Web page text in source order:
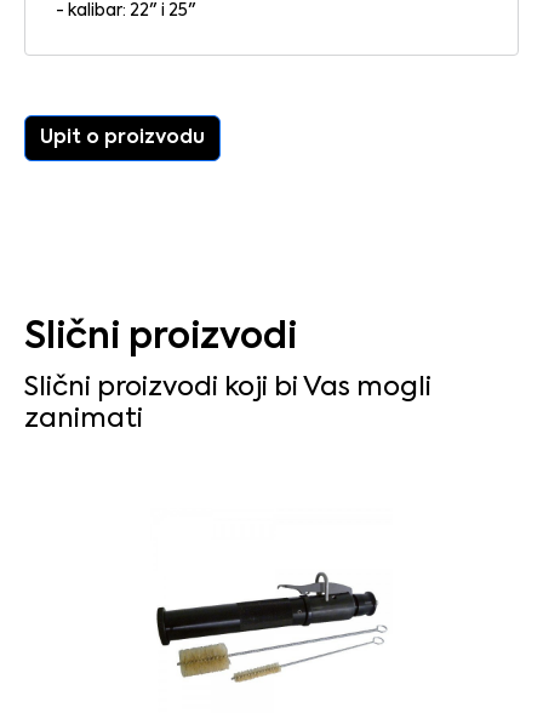
- kalibar: 22" i 25"
Upit o proizvodu
Slični proizvodi
Slični proizvodi koji bi Vas mogli
zanimati